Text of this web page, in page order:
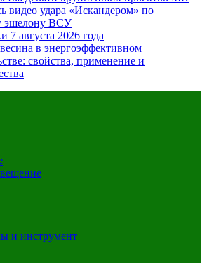
видео удара «Искандером» по
эшелону ВСУ
7 августа 2026 года
в энергоэффективном
свойства, применение и
и инструмент